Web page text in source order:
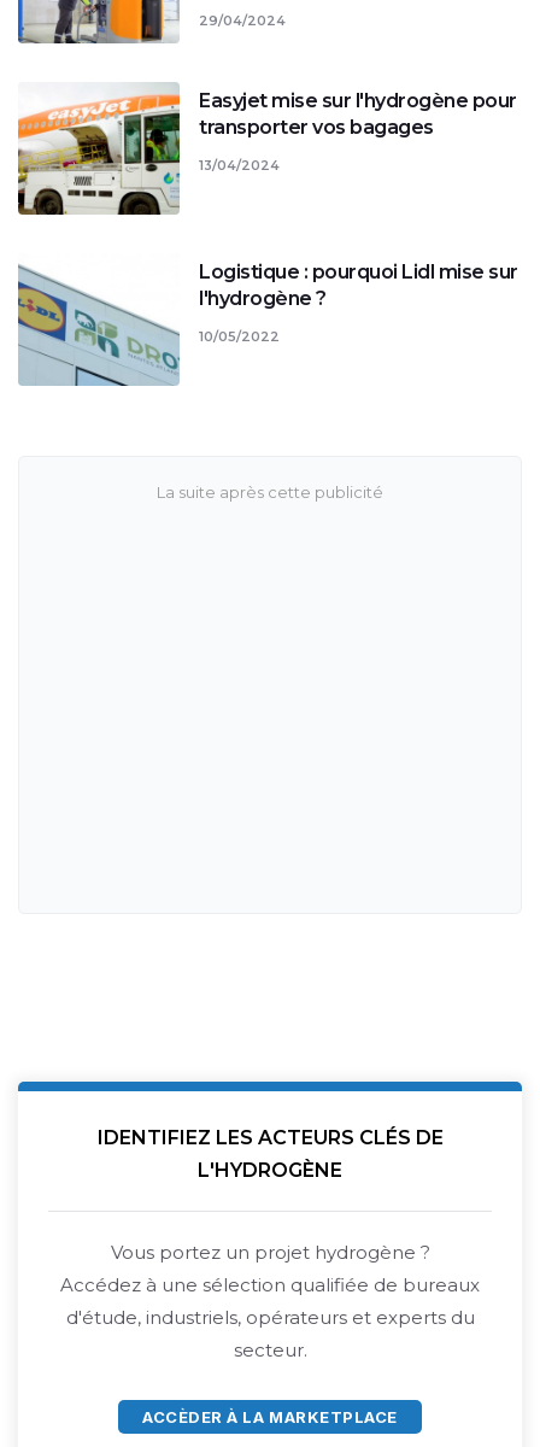
29/04/2024
Easyjet mise sur l'hydrogène pour
transporter vos bagages
13/04/2024
Logistique : pourquoi Lidl mise sur
l'hydrogène ?
10/05/2022
IDENTIFIEZ LES ACTEURS CLÉS DE
L'HYDROGÈNE
Vous portez un projet hydrogène ?
Accédez à une sélection qualifiée de bureaux
d'étude, industriels, opérateurs et experts du
secteur.
ACCÈDER À LA MARKETPLACE